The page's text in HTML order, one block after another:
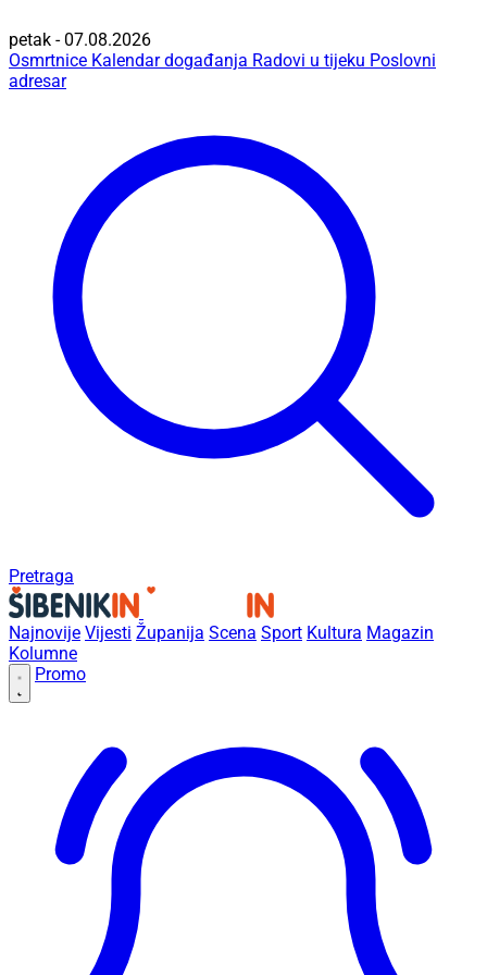
petak - 07.08.2026
Osmrtnice Kalendar događanja Radovi u tijeku Poslovni
adresar
Pretraga
Najnovije Vijesti Županija Scena Sport Kultura Magazin
Kolumne
Promo